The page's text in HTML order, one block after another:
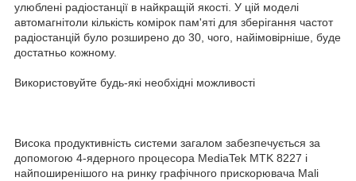
улюблені радіостанції в найкращій якості. У цій моделі
автомагнітоли кількість комірок пам'яті для зберігання частот
радіостанцій було розширено до 30, чого, найімовірніше, буде
достатньо кожному.
Використовуйте будь-які необхідні можливості
Висока продуктивність системи загалом забезпечується за
допомогою 4-ядерного процесора MediaTek MTK 8227 і
найпоширенішого на ринку графічного прискорювача Mali